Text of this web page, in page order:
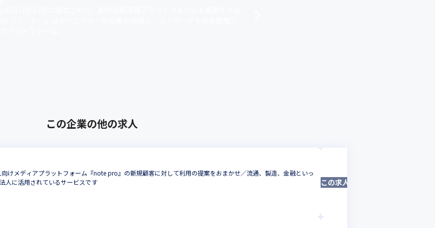
この企業の他の求人
けメディアプラットフォーム『note pro』の新規顧客に対して利用の提案をおまかせ／流通、製造、金融といっ
人に活用されているサービスです
この求人は募集終了しました